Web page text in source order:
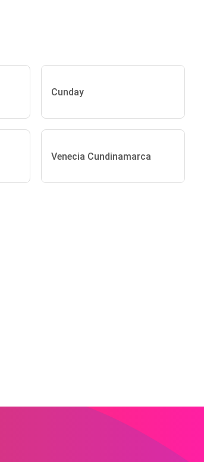
Cunday
Venecia Cundinamarca